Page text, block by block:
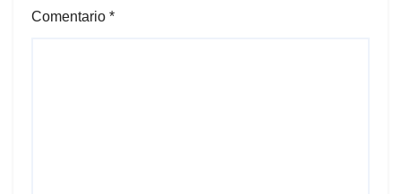
Comentario *